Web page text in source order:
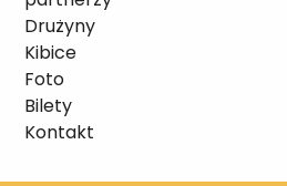
Drużyny
Kibice
Foto
Bilety
Kontakt